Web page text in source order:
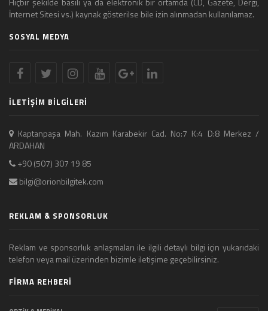
İnternet Sitesi vs.) kaynak gösterilse bile izin alınmadan kullanılamaz.
SOSYAL MEDYA
İLETİŞİM BİLGİLERİ
Kaptanpaşa Mah. Kazım Karabekir Cad. No:7 K:4 D:8 Merkez /
ARDAHAN
+90 (507) 307 19 85
bilgi@orionbilgitek.com
REKLAM & SPONSORLUK
Reklam ve sponsorluk anlaşmaları ile ilgili detaylı bilgi için yukarıdaki
telefon veya mail üzerinden bizimle iletişime geçebilirsiniz.
FİRMA REHBERİ